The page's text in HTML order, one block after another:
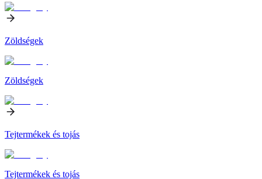
Zöldségek
Zöldségek
Tejtermékek és tojás
Tejtermékek és tojás